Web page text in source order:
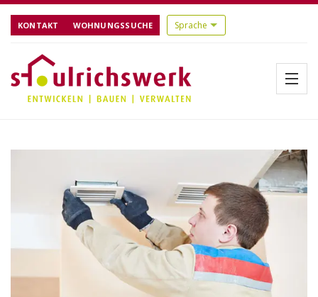
KONTAKT WOHNUNGSSUCHE
Menü
Startseite